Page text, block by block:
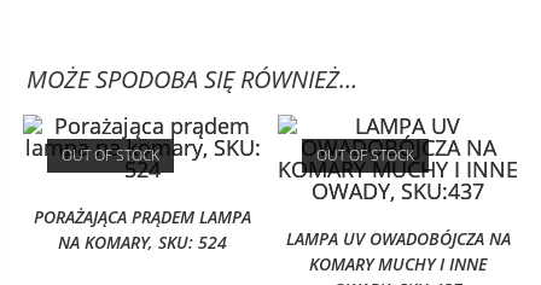
MOŻE SPODOBA SIĘ RÓWNIEŻ…
OUT OF STOCK
PORAŻAJĄCA PRĄDEM LAMPA
NA KOMARY, SKU: 524
OUT OF STOCK
LAMPA UV OWADOBÓJCZA NA
KOMARY MUCHY I INNE